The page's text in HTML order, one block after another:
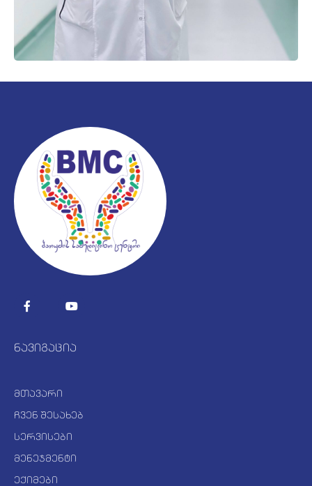
ნავიგაცია
მთავარი
ჩვენ შესახებ
სერვისები
მენეჯმენტი
ექიმები